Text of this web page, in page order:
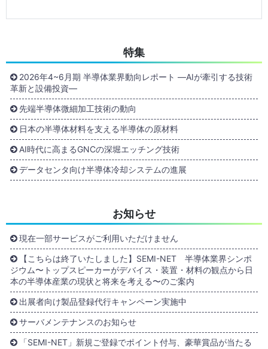
特集
2026年4~6月期 半導体業界動向レポート ―AIが牽引する技術
革新と設備投資―
先端半導体微細加工技術の動向
日本の半導体材料を支える半導体の原材料
AI時代に高まるGNCの深堀エッチング技術
データセンタ向け半導体冷却システムの進展
お知らせ
現在一部サービスがご利用いただけません
【こちらは終了いたしました】SEMI-NET 半導体業界シンポ
ジウム〜トップスピーカーがデバイス・装置・材料の観点から日
本の半導体産業の現状と将来を考える〜のご案内
出展者向け製品登録代行キャンペーン実施中
サーバメンテナンスのお知らせ
「SEMI-NET」新規ご登録でポイント付与、豪華賞品が当たる